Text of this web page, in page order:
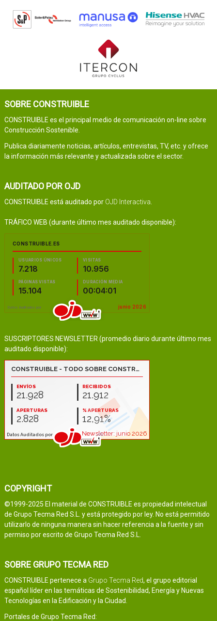
SOBRE CONSTRUIBLE
CONSTRUIBLE es el principal medio de comunicación on-line sobre
Construcción Sostenible.
Publica diariamente noticias, artículos, entrevistas, TV, etc. y ofrece
la información más relevante y actualizada sobre el sector.
AUDITADO POR OJD
CONSTRUIBLE está auditado por OJD Interactiva
TRÁFICO WEB (durante último mes auditado disponible):
SUSCRIPTORES NEWSLETTER (promedio diario durante último mes
auditado disponible):
COPYRIGHT
©1999-2025 El material de CONSTRUIBLE es propiedad intelectual
de Grupo Tecma Red S.L. y está protegido por ley. No está permitido
utilizarlo de ninguna manera sin hacer referencia a la fuente y sin
permiso por escrito de Grupo Tecma Red S.L.
SOBRE GRUPO TECMA RED
CONSTRUIBLE pertenece a Grupo Tecma Red, el grupo editorial
español líder en las temáticas de Sostenibilidad, Energía y Nuevas
Tecnologías en la Edificación y la Ciudad.
Portales de Grupo Tecma Red: